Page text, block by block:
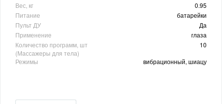
Вес, кг
0.95
Питание
батарейки
Пульт ДУ
Да
Применение
глаза
Количество программ, шт
(Массажеры для тела)
10
Режимы
вибрационный, шиацу